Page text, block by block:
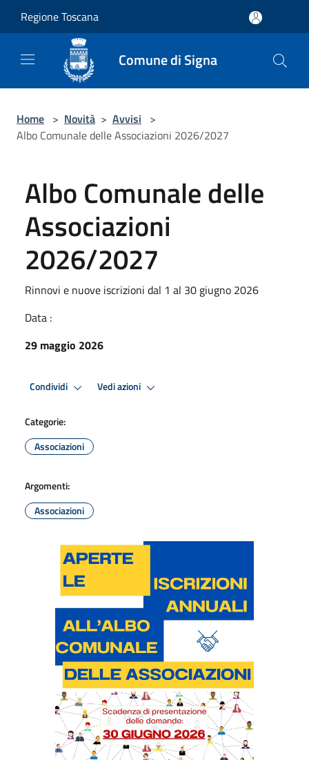
Regione Toscana
Comune di Signa
Home > Novità > Avvisi >
Albo Comunale delle Associazioni 2026/2027
Albo Comunale delle
Associazioni
2026/2027
Rinnovi e nuove iscrizioni dal 1 al 30 giugno 2026
Data :
29 maggio 2026
Condividi Vedi azioni
Categorie:
Associazioni
Argomenti:
Associazioni